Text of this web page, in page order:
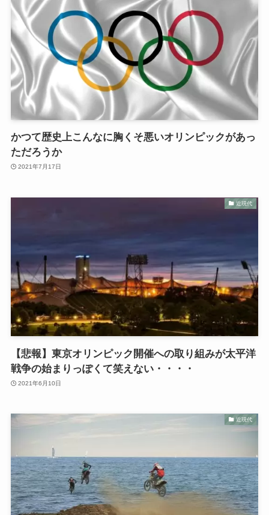
かつて歴史上こんなに胸くそ悪いオリンピックがあっ
ただろうか
2021年7月17日
近現代
【悲報】東京オリンピック開催への取り組みが太平洋
戦争の始まりっぽくて笑えない・・・・
2021年6月10日
近現代